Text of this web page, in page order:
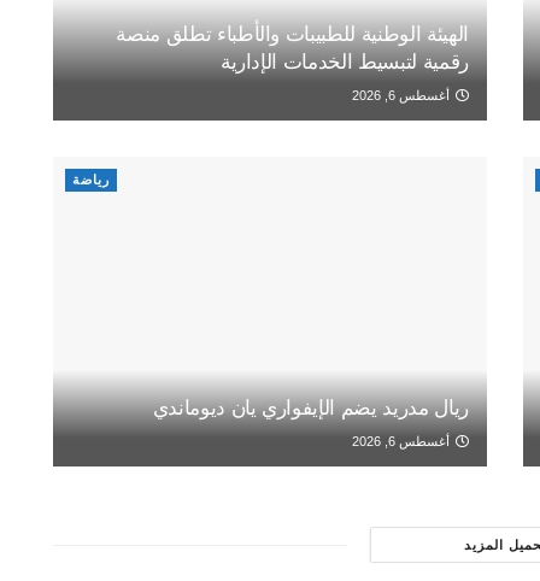
الهيئة الوطنية للطبيبات والأطباء تطلق منصة
رقمية لتبسيط الخدمات الإدارية
أغسطس 6, 2026
رياضة
ريال مدريد يضم الإيفواري يان ديوماندي
أغسطس 6, 2026
المزيد